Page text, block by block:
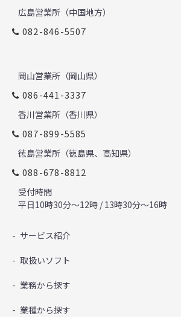
広島営業所（中国地方）
082-846-5507
岡山営業所（岡山県）
086-441-3337
香川営業所（香川県）
087-899-5585
徳島営業所（徳島県、高知県）
088-678-8812
受付時間
平日10時30分～12時 / 13時30分～16時
サービス紹介
取扱いソフト
業務から探す
業種から探す